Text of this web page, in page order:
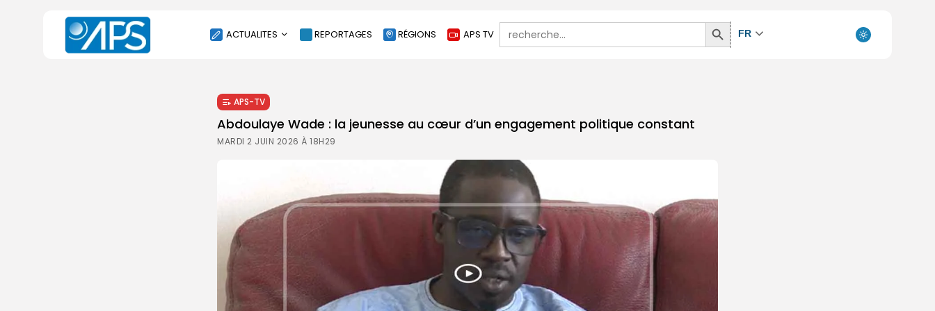
ACTUALITES
SOCIÉTÉ
ÉCONOMIE
CULTURE
INTERNATIONAL
AGENDA
SANTE
REPORTAGES RÉGIONS APS TV
Search
for:
Search
Button
FR
APS-TV
Abdoulaye Wade : la jeunesse au cœur d’un engagement politique constant
MARDI 2 JUIN 2026 À 18H29